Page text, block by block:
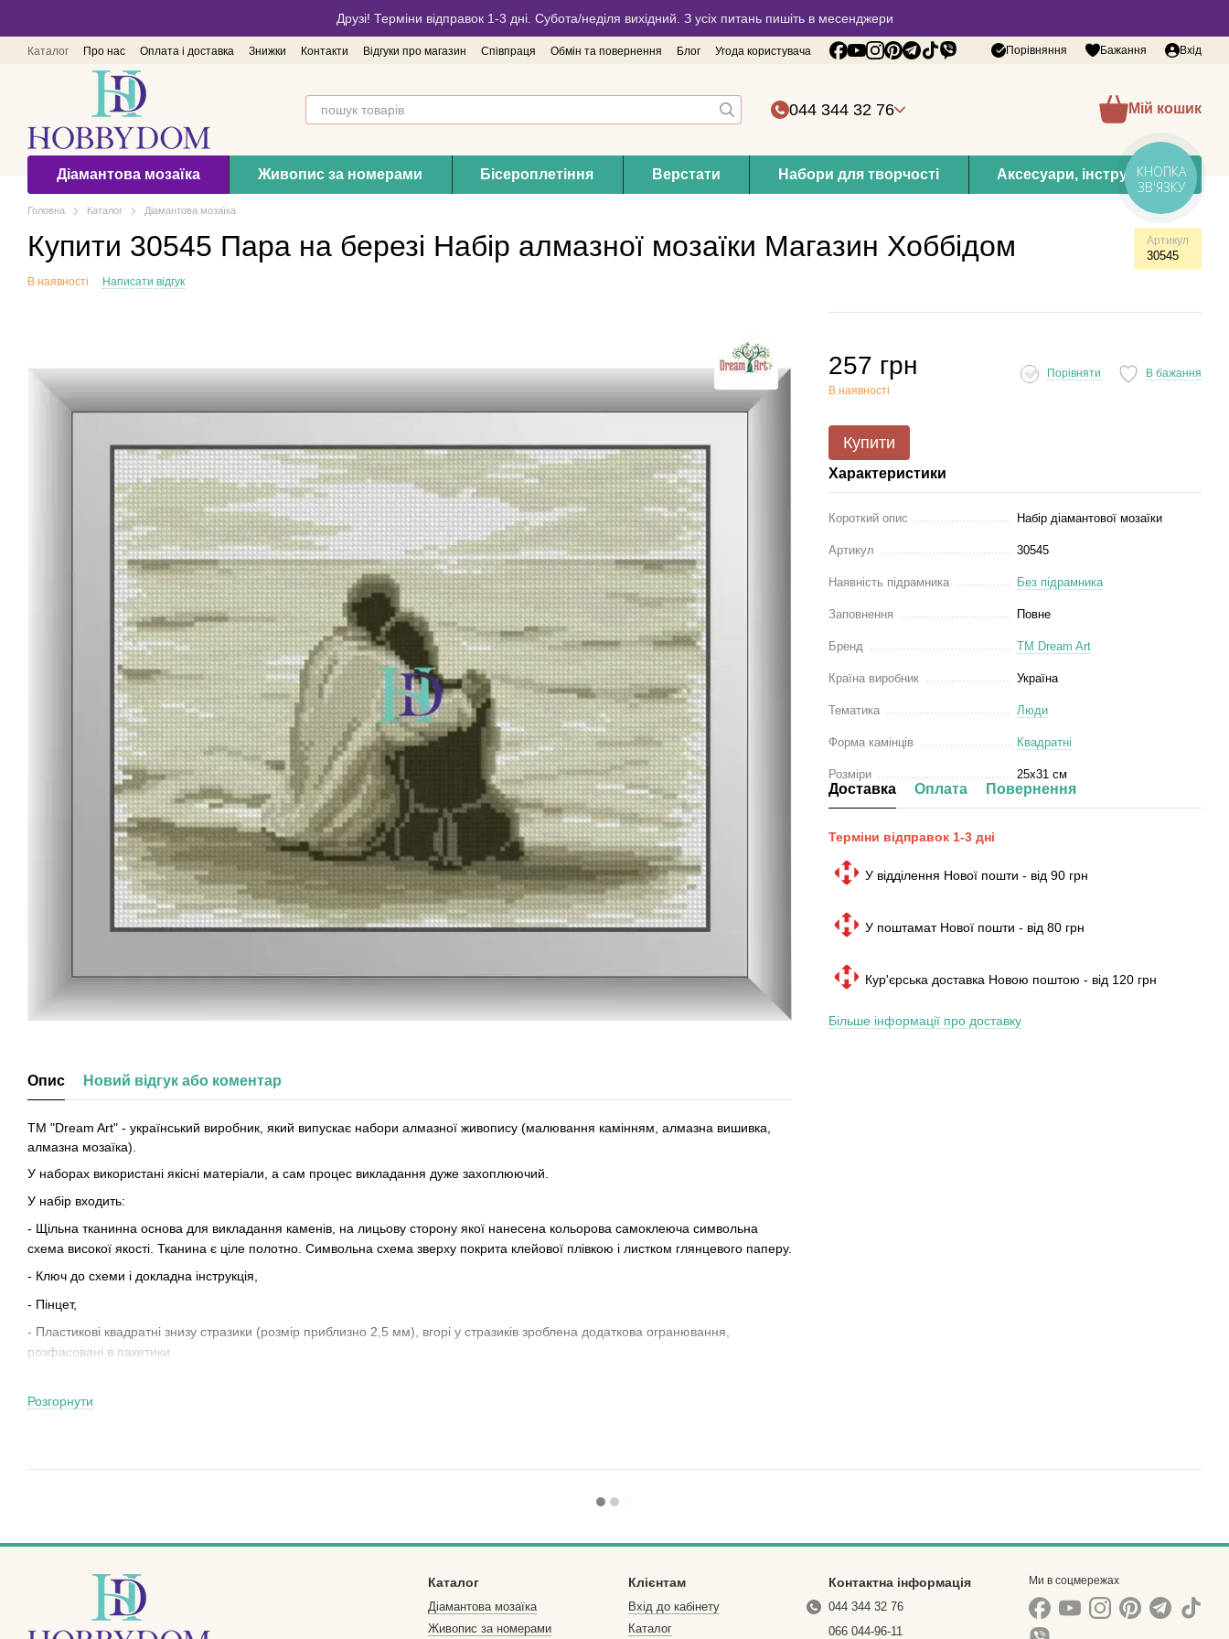
Друзі! Терміни відправок 1-3 дні. Субота/неділя вихідний. З усіх питань пишіть в месенджери
Каталог Про нас Оплата і доставка Знижки Контакти Відгуки про магазин Співпраця Обмін та повернення Блог Угода користувача Порівняння Бажання Вхід
044 344 32 76 Мій кошик
Діамантова мозаїка Живопис за номерами Бісероплетіння Верстати Набори для творчості Аксесуари, інструменти
Головна Каталог Діамантова мозаїка
Купити 30545 Пара на березі Набір алмазної мозаїки Магазин Хоббідом Артикул
30545
В наявності Написати відгук
Опис Новий відгук або коментар
ТМ "Dream Art" - український виробник, який випускає набори алмазної живопису (малювання камінням, алмазна вишивка,
алмазна мозаїка).
У наборах використані якісні матеріали, а сам процес викладання дуже захоплюючий.
У набір входить:
- Щільна тканинна основа для викладання каменів, на лицьову сторону якої нанесена кольорова самоклеюча символьна
схема високої якості. Тканина є ціле полотно. Символьна схема зверху покрита клейової плівкою і листком глянцевого паперу.
- Ключ до схеми і докладна інструкція,
- Пінцет,
- Пластикові квадратні знизу стразики (розмір приблизно 2,5 мм), вгорі у стразиків зроблена додаткова огранювання,
розфасовані в пакетики.
Не вмієте вишивати нитками або бісером, а до малювання душа не лежить? Але Ви обожнюєте вироби ручної роботи, а душа
творчості! Адже можливість відволіктися від щоденних турбот - кращий подарунок в нашому метушливому світі!
Як же малювати камінням, запитаєте Ви? Це дуже просто!!! Код кольору і позначення в інструкції відповідають символу на
Беремо пінцет і починаємо заповнювати схему.
Розгорнути
257 грн
В наявності
Порівняти В бажання
Купити
Характеристики
Короткий опис Набір діамантової мозаїки
Артикул 30545
Наявність підрамника Без підрамника
Заповнення Повне
Бренд ТМ Dream Art
Країна виробник Україна
Тематика Люди
Форма камінців Квадратні
Розміри 25x31 см
Доставка Оплата Повернення
Терміни відправок 1-3 дні
У відділення Нової пошти - від 90 грн
У поштамат Нової пошти - від 80 грн
Кур'єрська доставка Новою поштою - від 120 грн
Більше інформації про доставку
Каталог
Діамантова мозаїка
Живопис за номерами
Клієнтам
Вхід до кабінету
Каталог
Контактна інформація
044 344 32 76
066 044-96-11
Ми в соцмережах
КНОПКА
ЗВ'ЯЗКУ